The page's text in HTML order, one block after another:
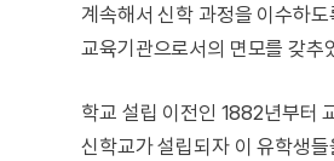
계속해서 신학 과정을 이수하
교육기관으로서의 면모를 갖추
학교 설립 이전인 1882년부터
신학교가 설립되자 이 유학생